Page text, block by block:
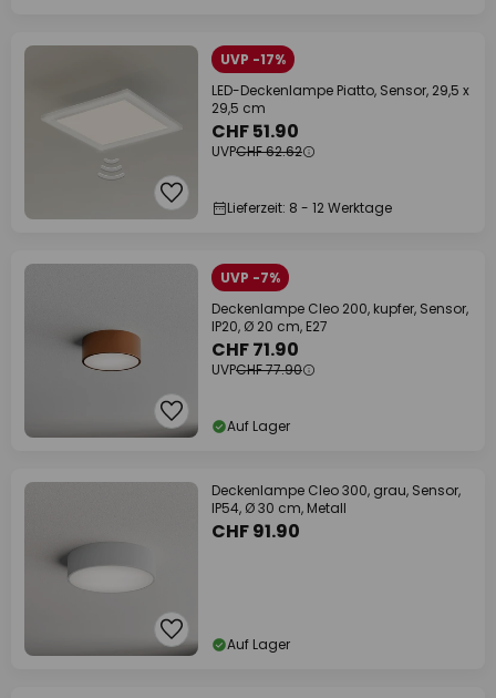
UVP -17%
LED-Deckenlampe Piatto, Sensor, 29,5 x
29,5 cm
CHF 51.90
UVPCHF 62.62
Lieferzeit: 8 - 12 Werktage
UVP -7%
Deckenlampe Cleo 200, kupfer, Sensor,
IP20, Ø 20 cm, E27
CHF 71.90
UVPCHF 77.90
Auf Lager
Deckenlampe Cleo 300, grau, Sensor,
IP54, Ø 30 cm, Metall
CHF 91.90
Auf Lager